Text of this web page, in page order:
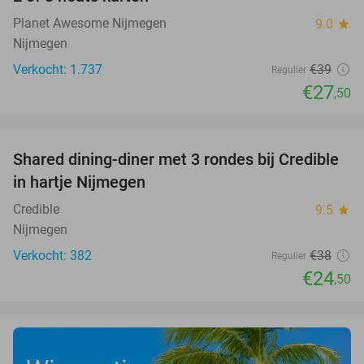
Planet Awesome Nijmegen 9.0 star
Nijmegen
Verkocht: 1.737
Regulier €39
€27,50
36%
Shared dining-diner met 3 rondes bij Credible
in hartje Nijmegen
Credible 9.5 star
Nijmegen
Verkocht: 382
Regulier €38
€24,50